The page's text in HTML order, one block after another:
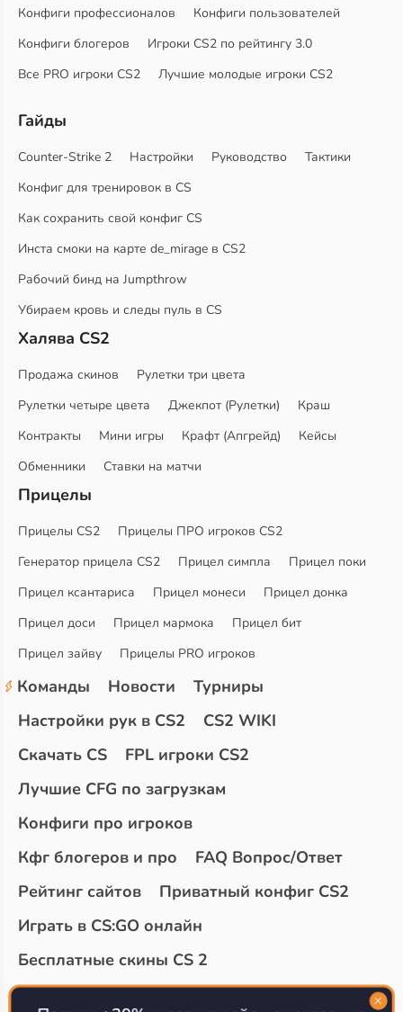
Конфиги профессионалов
Конфиги пользователей
Конфиги блогеров
Игроки CS2 по рейтингу 3.0
Все PRO игроки CS2
Лучшие молодые игроки CS2
Гайды
Counter-Strike 2 Настройки Руководство
Тактики
Конфиг для тренировок в CS
Как сохранить свой конфиг CS
Инста смоки на карте de_mirage в CS2
Рабочий бинд на Jumpthrow
Убираем кровь и следы пуль в CS
Халява CS2
Продажа скинов
Рулетки три цвета
Рулетки четыре цвета
Джекпот (Рулетки)
Краш
Контракты
Мини игры Крафт (Апгрейд)
Кейсы
Обменники
Ставки на матчи
Прицелы
Прицелы CS2
Прицелы ПРО игроков CS2
Генератор прицела CS2
Прицел симпла
Прицел поки
Прицел ксантариса
Прицел монеси
Прицел донка
Прицел доси
Прицел мармока
Прицел бит
Прицел зайву
Прицелы PRO игроков
Команды Новости
Турниры
Настройки рук в CS2
CS2 WIKI
Скачать CS
FPL игроки CS2
Лучшие CFG по загрузкам
Конфиги про игроков
Кфг блогеров и про
FAQ Вопрос/Ответ
Рейтинг сайтов
Приватный конфиг CS2
Играть в CS:GO онлайн
Бесплатные скины CS 2
Топ сайтов с халявой КС 2
О проекте